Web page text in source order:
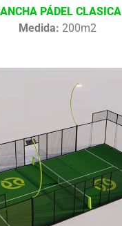
PÁDEL CLASICA
Medida: 200m2